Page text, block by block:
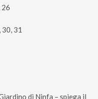
26
31
di Ninfa – spiega il